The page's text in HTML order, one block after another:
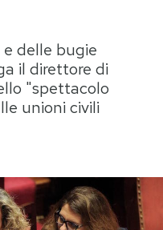
Consumismi
Storie/Idee
Ok Boomer!
Altrecose
Mondiali calcio 2026
e delle bugie
il direttore di
"spettacolo
unioni civili